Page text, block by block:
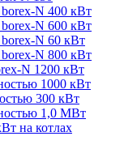
N 400 кВт
N 600 кВт
N 60 кВт
N 800 кВт
N 1200 кВт
1000 кВт
300 кВт
1,0 МВт
на котлах